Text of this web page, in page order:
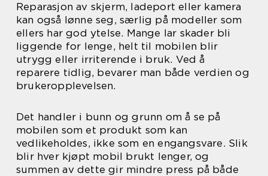
Reparasjon av skjerm, ladeport eller kamera
kan også lønne seg, særlig på modeller som
ellers har god ytelse. Mange lar skader bli
liggende for lenge, helt til mobilen blir
utrygg eller irriterende i bruk. Ved å
reparere tidlig, bevarer man både verdien og
brukeropplevelsen.
Det handler i bunn og grunn om å se på
mobilen som et produkt som kan
vedlikeholdes, ikke som en engangsvare. Slik
blir hver kjøpt mobil brukt lenger, og
summen av dette gir mindre press på både